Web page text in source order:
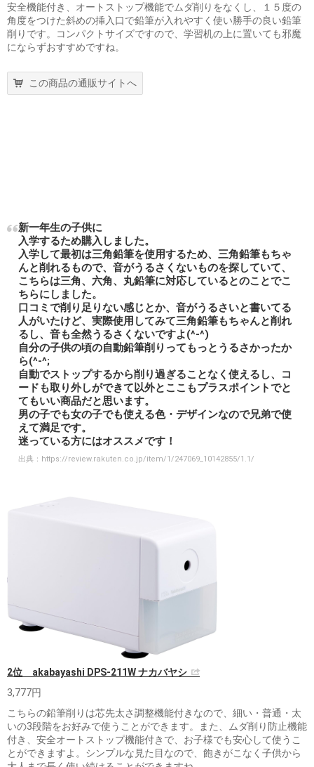
安全機能付き、オートストップ機能でムダ削りをなくし、１５度の
角度をつけた斜めの挿入口で鉛筆が入れやすく使い勝手の良い鉛筆
削りです。コンパクトサイズですので、学習机の上に置いても邪魔
にならずおすすめですね。
この商品の通販サイトへ
新一年生の子供に
入学するため購入しました。
入学して最初は三角鉛筆を使用するため、三角鉛筆もちゃ
んと削れるもので、音がうるさくないものを探していて、
こちらは三角、六角、丸鉛筆に対応しているとのことでこ
ちらにしました。
口コミで削り足りない感じとか、音がうるさいと書いてる
人がいたけど、実際使用してみて三角鉛筆もちゃんと削れ
るし、音も全然うるさくないですよ(^-^)
自分の子供の頃の自動鉛筆削りってもっとうるさかったか
ら(^-^;
自動でストップするから削り過ぎることなく使えるし、コ
ードも取り外しができて以外とここもプラスポイントでと
てもいい商品だと思います。
男の子でも女の子でも使える色・デザインなので兄弟で使
えて満足です。
迷っている方にはオススメです！
出典： https://review.rakuten.co.jp/item/1/247069_10142855/1.1/
2位 akabayashi DPS-211W ナカバヤシ
3,777円
こちらの鉛筆削りは芯先太さ調整機能付きなので、細い・普通・太
いの3段階をお好みで使うことができます。また、ムダ削り防止機能
付き、安全オートストップ機能付きで、お子様でも安心して使うこ
とができますよ。シンプルな見た目なので、飽きがこなく子供から